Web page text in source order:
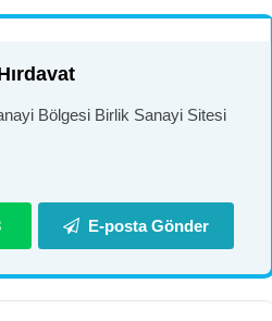
Bölgesi Birlik Sanayi Sitesi
E-posta Gönder